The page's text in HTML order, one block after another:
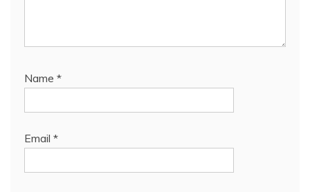
Name *
Email *